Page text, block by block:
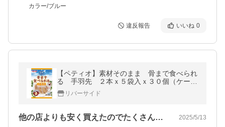
カラー/ブルー
違反報告 いいね 0
【ペティオ】素材そのまま 骨まで食べられ
る 手羽先 ２本ｘ５袋入ｘ３０個（ケース
販売）リバーサイド
他の店よりも安く買えたのでたくさん購入… 2025/5/13